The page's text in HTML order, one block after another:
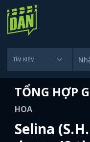
TỔNG HỢP
HOA
Selina